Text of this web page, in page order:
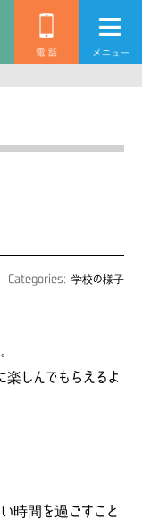
Categories: 学校の様子
しんでもらえるよ
時間を過ごすこと